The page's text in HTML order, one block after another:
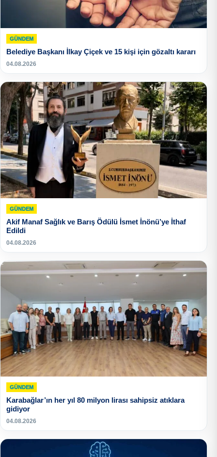
GÜNDEM
Belediye Başkanı İlkay Çiçek ve 15 kişi için gözaltı kararı
04.08.2026
GÜNDEM
Akif Manaf Sağlık ve Barış Ödülü İsmet İnönü’ye İthaf
Edildi
04.08.2026
GÜNDEM
Karabağlar’ın her yıl 80 milyon lirası sahipsiz atıklara
gidiyor
04.08.2026